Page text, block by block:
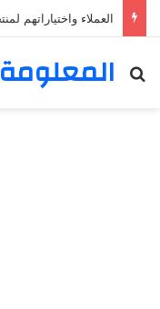
المعلومة
بحث عن